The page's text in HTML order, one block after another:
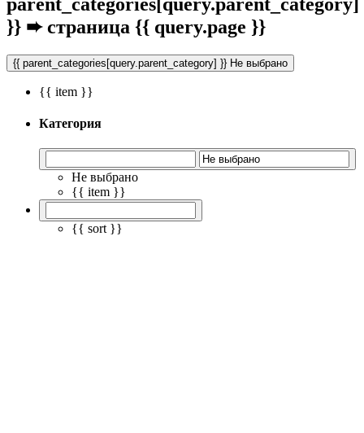
}} ➨ страница {{ query.page }}
{{ parent_categories[query.parent_category] }} Не выбрано
{{ item }}
Категория
Не выбрано
{{ item }}
{{ sort }}